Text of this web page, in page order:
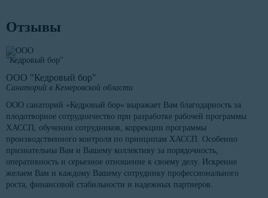
Отзывы
ООО "Кедровый бор"
Санаторий в Кемеровской области
ООО санаторий «Кедровый бор» выражает Вам благодарность за
плодотворное сотрудничество при разработке рабочей программы
ХАССП, обучении сотрудников, коррекции программы
производственного контроля по принципам ХАССП. Особенно
признательны Вам и Вашему коллективу за порядочность,
оперативность и серьезное отношение к своему делу. Искренне
желаем Вам и каждому Вашему сотруднику профессионального
роста, финансовой стабильности и надежных партнеров.